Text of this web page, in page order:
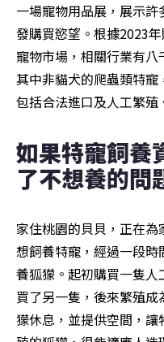
一場寵物用品展，展示
發購買慾望。根據2023
寵物市場，相關行業有八
其中非貓犬的爬蟲類特
包括合法進口及人工繁殖
如果特寵飼養
了不想養的問
家住桃園的貝貝，正在
想飼養特寵，經過一段
養狐獴。起初購買一隻
買了另一隻，後來繁殖
獴休息，並提供空間，